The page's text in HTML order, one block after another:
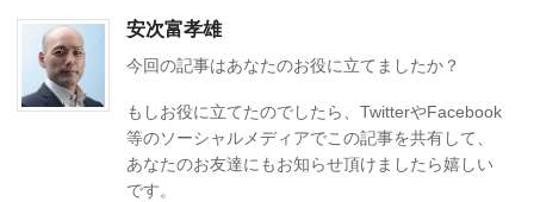
安次富孝雄
今回の記事はあなたのお役に立てましたか？
もしお役に立てたのでしたら、TwitterやFacebook
等のソーシャルメディアでこの記事を共有して、
あなたのお友達にもお知らせ頂けましたら嬉しい
です。